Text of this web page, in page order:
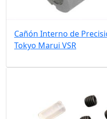
Cañón Interno de
Tokyo Marui VSR